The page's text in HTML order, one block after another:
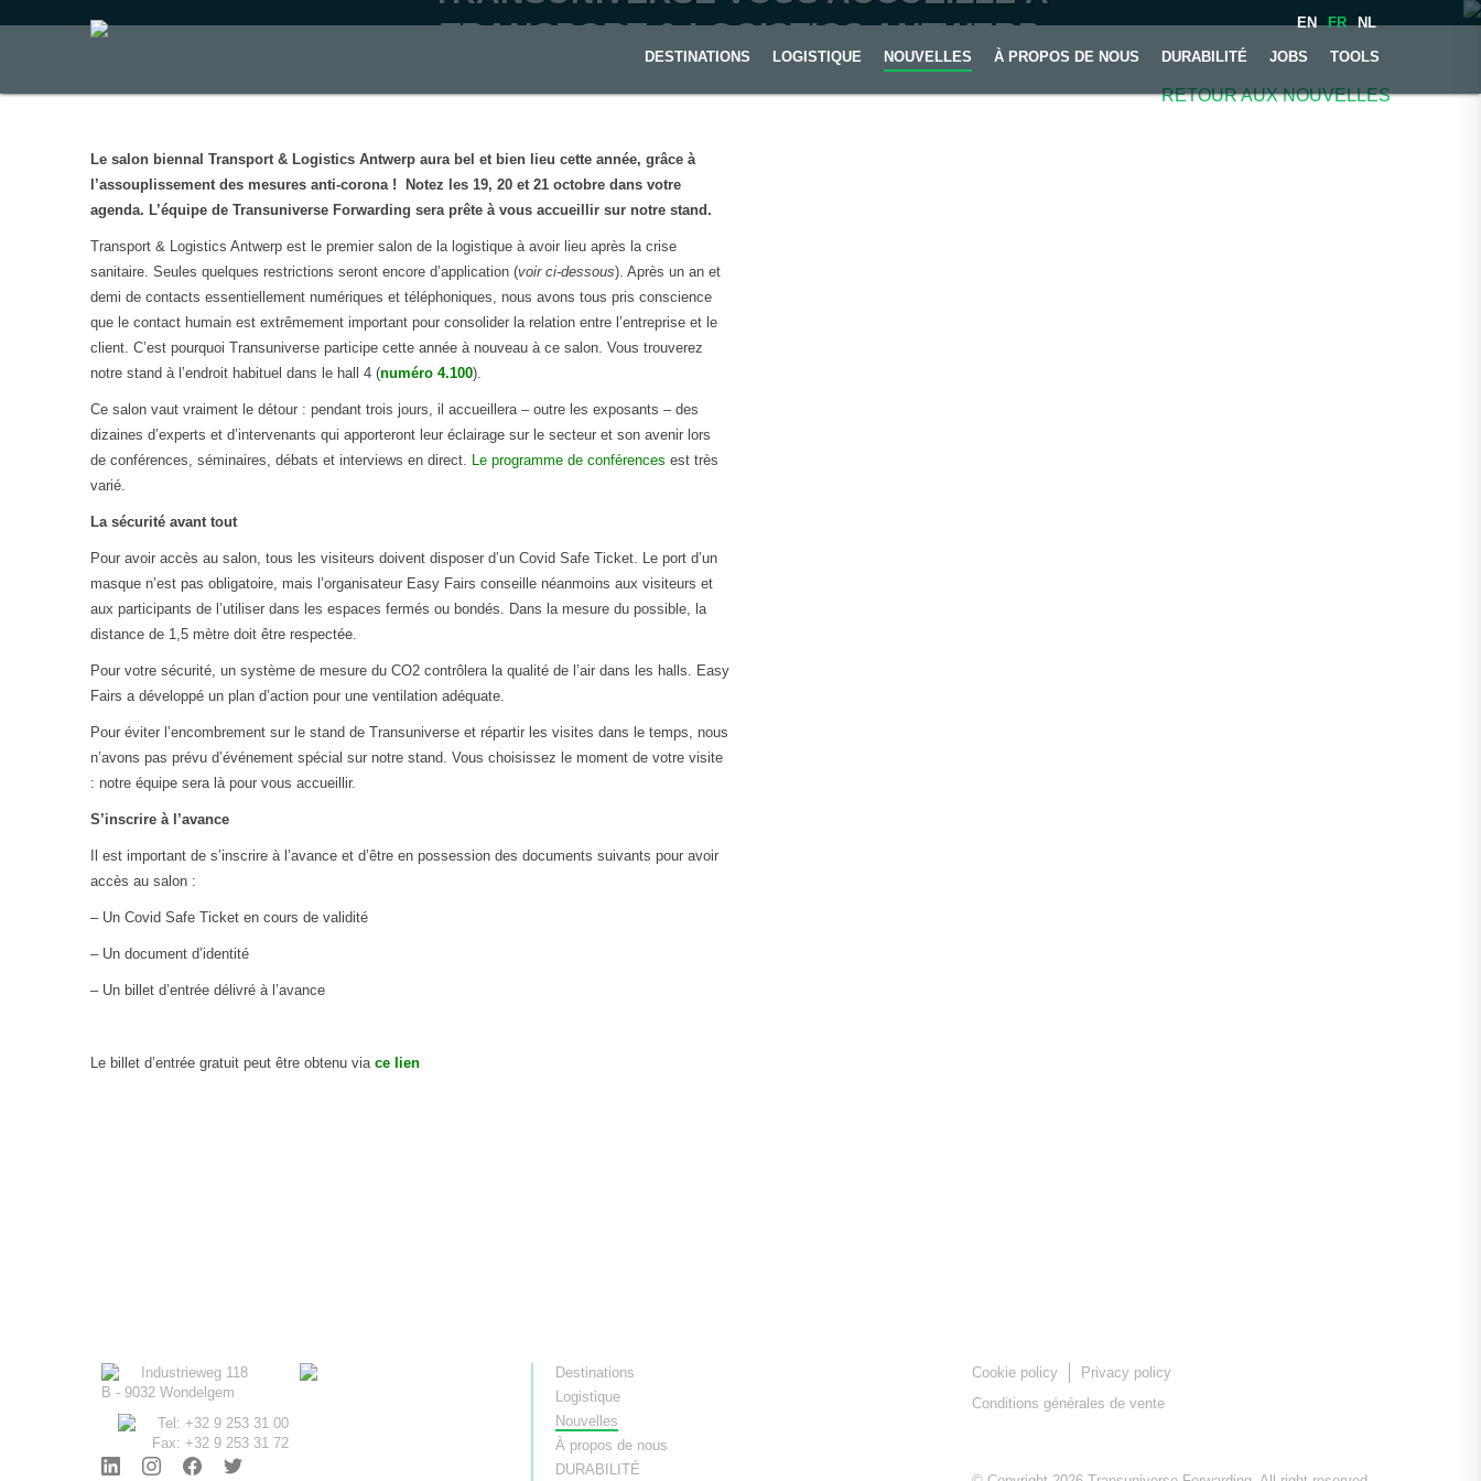
EN FR NL
DESTINATIONS LOGISTIQUE NOUVELLES À PROPOS DE NOUS DURABILITÉ JOBS TOOLS
TRANSPORT & LOGISTICS ANTWERP
RETOUR AUX NOUVELLES
Le salon biennal Transport & Logistics Antwerp aura bel et bien lieu cette année, grâce à
l’assouplissement des mesures anti-corona ! Notez les 19, 20 et 21 octobre dans votre
agenda. L’équipe de Transuniverse Forwarding sera prête à vous accueillir sur notre stand.
Transport & Logistics Antwerp est le premier salon de la logistique à avoir lieu après la crise
sanitaire. Seules quelques restrictions seront encore d’application (voir ci-dessous). Après un an et
demi de contacts essentiellement numériques et téléphoniques, nous avons tous pris conscience
que le contact humain est extrêmement important pour consolider la relation entre l’entreprise et le
client. C’est pourquoi Transuniverse participe cette année à nouveau à ce salon. Vous trouverez
notre stand à l’endroit habituel dans le hall 4 (numéro 4.100).
Ce salon vaut vraiment le détour : pendant trois jours, il accueillera – outre les exposants – des
dizaines d’experts et d’intervenants qui apporteront leur éclairage sur le secteur et son avenir lors
de conférences, séminaires, débats et interviews en direct. Le programme de conférences est très
varié.
La sécurité avant tout
Pour avoir accès au salon, tous les visiteurs doivent disposer d’un Covid Safe Ticket. Le port d’un
masque n’est pas obligatoire, mais l’organisateur Easy Fairs conseille néanmoins aux visiteurs et
aux participants de l’utiliser dans les espaces fermés ou bondés. Dans la mesure du possible, la
distance de 1,5 mètre doit être respectée.
Pour votre sécurité, un système de mesure du CO2 contrôlera la qualité de l’air dans les halls. Easy
Fairs a développé un plan d’action pour une ventilation adéquate.
Pour éviter l’encombrement sur le stand de Transuniverse et répartir les visites dans le temps, nous
n’avons pas prévu d’événement spécial sur notre stand. Vous choisissez le moment de votre visite
: notre équipe sera là pour vous accueillir.
S’inscrire à l’avance
Il est important de s’inscrire à l’avance et d’être en possession des documents suivants pour avoir
accès au salon :
– Un Covid Safe Ticket en cours de validité
– Un document d’identité
– Un billet d’entrée délivré à l’avance
Le billet d’entrée gratuit peut être obtenu via ce lien
Industrieweg 118
B - 9032 Wondelgem
Tel: +32 9 253 31 00
Fax: +32 9 253 31 72
Destinations
Logistique
Nouvelles
À propos de nous
DURABILITÉ
Cookie policy
Privacy policy
Conditions générales de vente